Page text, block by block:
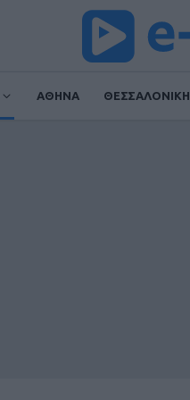
ΑΘΗΝΑ ΘΕΣΣΑΛΟΝΙΚΗ